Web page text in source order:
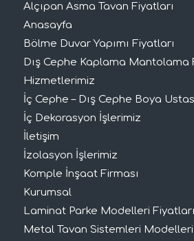
Alçıpan Asma Tavan Fiyatları
Anasayfa
Bölme Duvar Yapımı Fiyatları
Dış Cephe Kaplama Mantolama
Hizmetlerimiz
İç Cephe – Dış Cephe Boya
İç Dekorasyon İşlerimiz
İletişim
İzolasyon İşlerimiz
Komple İnşaat Firması
Kurumsal
Laminat Parke Modelleri Fiyatları
Metal Tavan Sistemleri Modelleri